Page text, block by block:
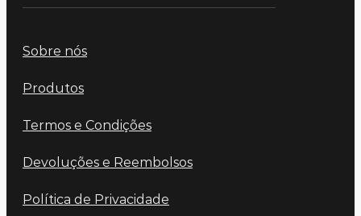
Sobre nós
Produtos
Termos e Condições
Devoluções e Reembolsos
Política de Privacidade